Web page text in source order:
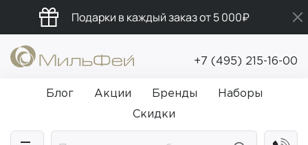
Подарки в каждый заказ от 5 000₽
Промокод ПРИВЕТ
Бесплатная доставка от 5 000₽
+7 (495) 215-16-00
Блог Акции Бренды
Наборы
Скидки